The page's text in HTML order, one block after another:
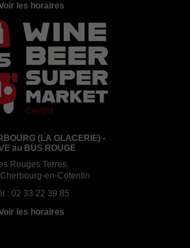
les horaires
(LA GLACERIE) -
au BUS ROUGE
Rouges Terres,
en-Cotentin
: 02 33 22 39 85
les horaires